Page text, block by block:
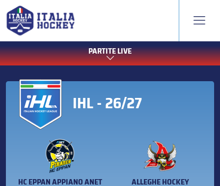
PARTITE LIVE
IHL - 26/27
HC EPPAN APPIANO ANET ALLEGHE HOCKEY